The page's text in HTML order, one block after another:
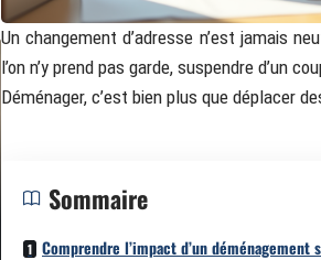
Un changement d’adresse n’est jamais
l’on n’y prend pas garde, suspendre d’un
Déménager, c’est bien plus que déplacer
Sommaire
Comprendre l’impact d’un déménagement